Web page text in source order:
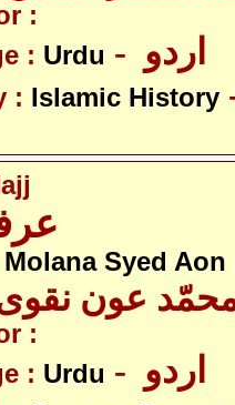
:
: Urdu
: Islamic History
Molana Syed Aon
محمّد عون
:
: Urdu